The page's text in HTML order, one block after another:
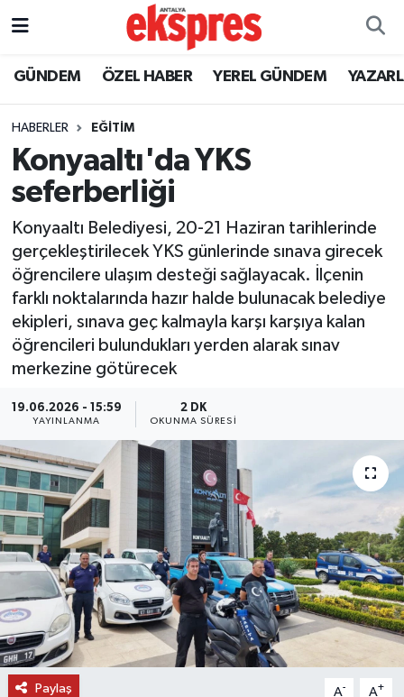
GÜNDEM ÖZEL HABER YEREL GÜNDEM
HABERLER EĞİTİM
Konyaaltı'da YKS
seferberliği
Konyaaltı Belediyesi, 20-21 Haziran tarihlerinde
gerçekleştirilecek YKS günlerinde sınava girecek
öğrencilere ulaşım desteği sağlayacak. İlçenin
farklı noktalarında hazır halde bulunacak belediye
ekipleri, sınava geç kalmayla karşı karşıya kalan
öğrencileri bulundukları yerden alarak sınav
merkezine götürecek
19.06.2026 - 15:59
YAYINLANMA
2 DK
OKUNMA SÜRESI
Paylaş A- A+
ÖZEL HABER
YEREL GÜNDEM
EKONOMİ
KÜLTÜR - SANAT
SPOR
SİYASET
EĞİTİM
TURİZM
RÖPORTAJ
VİDEO HABERLER
YAZARLAR
Nöbetçi Eczaneler
Trafik Durumu
Süper Lig Puan Durumu ve Fikstür
Tüm Manşetler
Son Dakika Haberleri
Haber Arşivi